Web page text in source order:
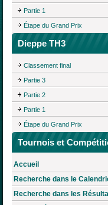
Partie 1
Étape du Grand Prix
Dieppe TH3
Classement final
Partie 3
Partie 2
Partie 1
Étape du Grand Prix
Tournois et
Accueil
Recherche dans le
Recherche dans les